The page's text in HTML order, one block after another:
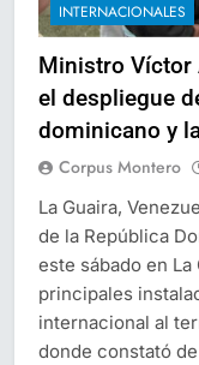
INTERNACIONALES
Ministro Víctor
el despliegue
dominicano y
Corpus Montero
La Guaira,
de la República
este sábado en
principales
internacional al
donde constató